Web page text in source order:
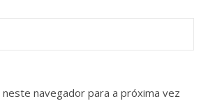
neste navegador para a próxima vez